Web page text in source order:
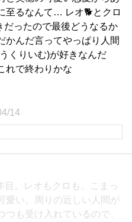
至るなんて… レオ🐕とクロ
だったので最後どうなるか
かんだ言ってやっぱり人間
くりいむ)が好きなんだ
れで終わりかな
14
目。レオもクロも、こまっ
愛い。周りの近しい人間が
つも受け入れているので、